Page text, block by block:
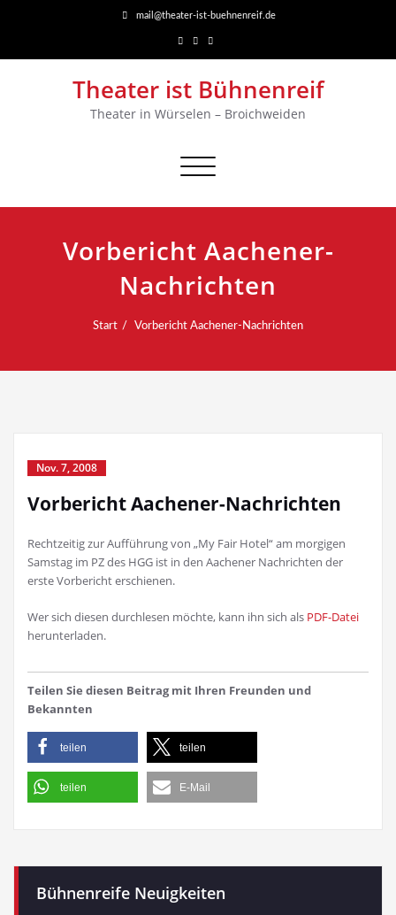
mail@theater-ist-buehnenreif.de
Theater ist Bühnenreif
Theater in Würselen – Broichweiden
Navigation
Vorbericht Aachener-
Nachrichten
Start Vorbericht Aachener-Nachrichten
Nov. 7, 2008
Vorbericht Aachener-Nachrichten
Rechtzeitig zur Aufführung von „My Fair Hotel“ am morgigen
Samstag im PZ des HGG ist in den Aachener Nachrichten der
erste Vorbericht erschienen.
Wer sich diesen durchlesen möchte, kann ihn sich als PDF-Datei
herunterladen.
Teilen Sie diesen Beitrag mit Ihren Freunden und
Bekannten
teilen teilen
teilen E-Mail
Bühnenreife Neuigkeiten